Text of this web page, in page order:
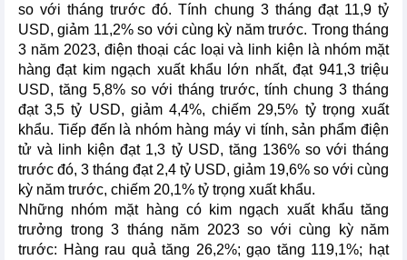
so với tháng trước đó. Tính chung 3 tháng đạt 11,9 tỷ
USD, giảm 11,2% so với cùng kỳ năm trước. Trong tháng
3 năm 2023, điện thoại các loại và linh kiện là nhóm mặt
hàng đạt kim ngạch xuất khẩu lớn nhất, đạt 941,3 triệu
USD, tăng 5,8% so với tháng trước, tính chung 3 tháng
đạt 3,5 tỷ USD, giảm 4,4%, chiếm 29,5% tỷ trọng xuất
khẩu. Tiếp đến là nhóm hàng máy vi tính, sản phẩm điện
tử và linh kiện đạt 1,3 tỷ USD, tăng 136% so với tháng
trước đó, 3 tháng đạt 2,4 tỷ USD, giảm 19,6% so với cùng
kỳ năm trước, chiếm 20,1% tỷ trọng xuất khẩu.
Những nhóm mặt hàng có kim ngạch xuất khẩu tăng
trưởng trong 3 tháng năm 2023 so với cùng kỳ năm
trước: Hàng rau quả tăng 26,2%; gạo tăng 119,1%; hạt